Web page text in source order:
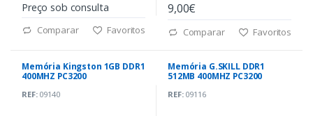
Preço sob consulta
Comparar Favoritos
9,00€
Comparar Favoritos
Memória Kingston 1GB DDR1
400MHZ PC3200
REF:09140
Memória G.SKILL DDR1
512MB 400MHZ PC3200
REF:09116